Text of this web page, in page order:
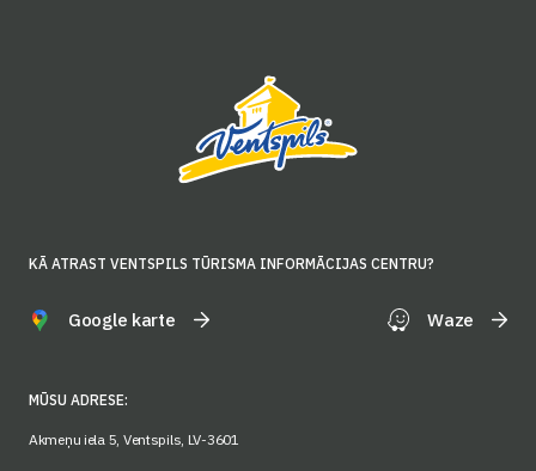
KĀ ATRAST VENTSPILS TŪRISMA INFORMĀCIJAS CENTRU?
Google karte Waze
MŪSU ADRESE:
Akmeņu iela 5, Ventspils, LV-3601